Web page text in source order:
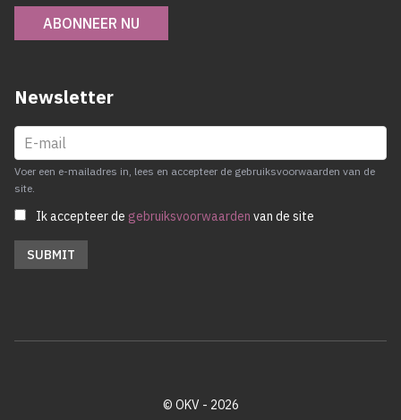
ABONNEER NU
Newsletter
Voer een e-mailadres in, lees en accepteer de gebruiksvoorwaarden van de
site.
Ik accepteer de gebruiksvoorwaarden van de site
© OKV - 2026